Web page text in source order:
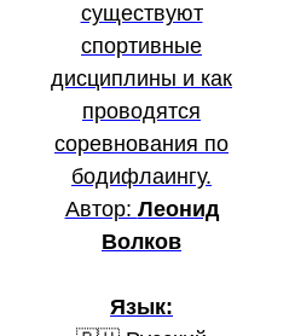
существуют
спортивные
дисциплины и как
проводятся
соревнования по
бодифлаингу.
Автор: Леонид
Волков
Язык: